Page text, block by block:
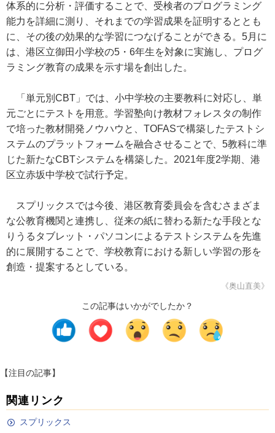
体系的に分析・評価することで、受検者のプログラミング
能力を詳細に測り、それまでの学習成果を証明するととも
に、その後の効果的な学習につなげることができる。5月に
は、港区立御田小学校の5・6年生を対象に実施し、プログ
ラミング教育の成果を示す場を創出した。
「単元別CBT」では、小中学校の主要教科に対応し、単
元ごとにテストを用意。学習塾向け教材フォレスタの制作
で培った教材開発ノウハウと、TOFASで構築したテストシ
ステムのプラットフォームを融合させることで、5教科に準
じた新たなCBTシステムを構築した。2021年度2学期、港
区立赤坂中学校で試行予定。
スプリックスでは今後、港区教育委員会を含むさまざま
な公教育機関と連携し、従来の紙に替わる新たな手段とな
りうるタブレット・パソコンによるテストシステムを先進
的に展開することで、学校教育における新しい学習の形を
創造・提案するとしている。
《奥山直美》
この記事はいかがでしたか？
【注目の記事】
関連リンク
スプリックス